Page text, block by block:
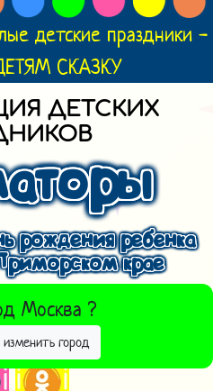
детские праздники -
СКАЗКУ
ДЕТСКИХ
рождения ребенка
крае
Москва ?
город
ГОРОД